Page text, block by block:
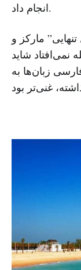
انجام داد.
مارکز و
شاید
زبان‌ها به